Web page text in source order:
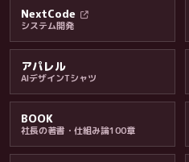
NextCode
システム開発
アパレル
AIデザインTシャツ
BOOK
社長の著書・仕組み論100章